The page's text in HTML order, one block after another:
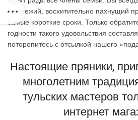
на свежий, восхитительно пахнущий
самые короткие сроки. Только
годности такого удовольствия
поторопитесь с отсылкой нашего
Настоящие пряники,
многолетним
тульских мастеров
интернет